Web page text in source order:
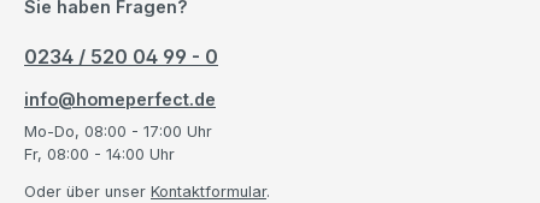
Sie haben Fragen?
0234 / 520 04 99 - 0
info@homeperfect.de
Mo-Do, 08:00 - 17:00 Uhr
Fr, 08:00 - 14:00 Uhr
Oder über unser Kontaktformular.